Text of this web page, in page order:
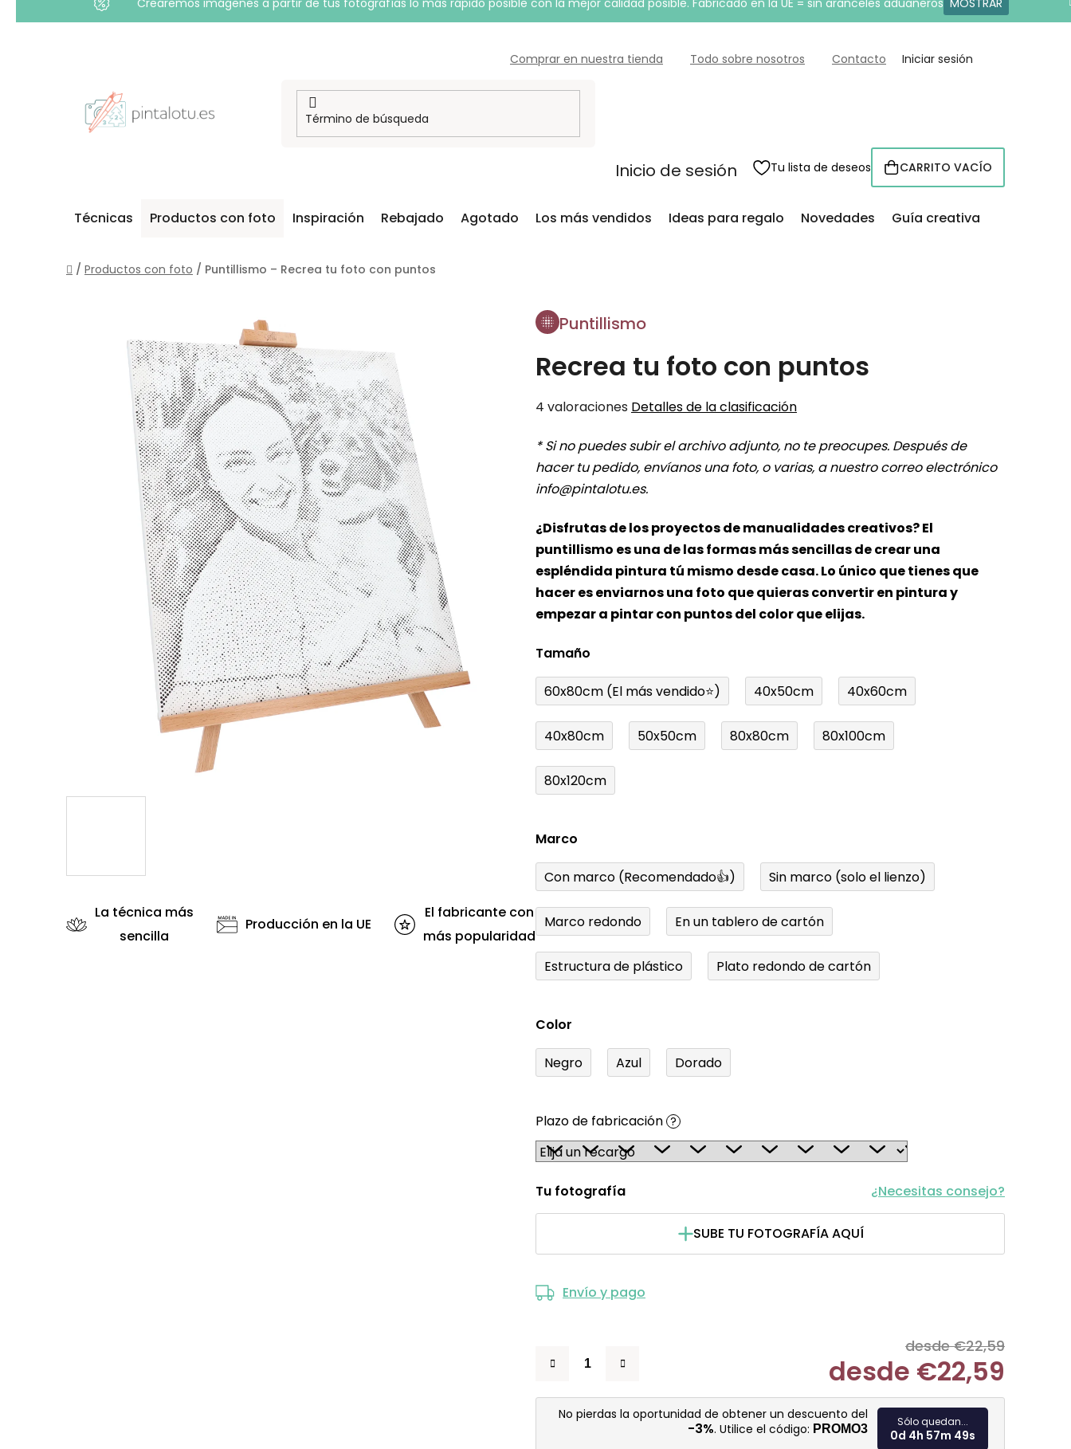
Crearemos imágenes a partir de tus fotografías lo más rápido posible con la mejor calidad posible. Fabricado en la UE = sin aranceles aduaneros MOSTRAR
Comprar en nuestra tienda Todo sobre nosotros Contacto Iniciar sesión
Inicio de sesión Tu lista de deseos CESTA
CARRITO VACÍO
Técnicas Productos con foto Inspiración Rebajado Agotado Los más vendidos Ideas para regalo Novedades Guía creativa
Inicio
/ Productos con foto / Puntillismo – Recrea tu foto con puntos
Puntillismo
Recrea tu foto con puntos
La
media
del
producto
de
5,0
sobre
5
estrellas.
4 valoraciones Detalles de la clasificación
* Si no puedes subir el archivo adjunto, no te preocupes. Después de
hacer tu pedido, envíanos una foto, o varias, a nuestro correo electrónico
info@pintalotu.es.
¿Disfrutas de los proyectos de manualidades creativos? El
puntillismo es una de las formas más sencillas de crear una
espléndida pintura tú mismo desde casa. Lo único que tienes que
hacer es enviarnos una foto que quieras convertir en pintura y
empezar a pintar con puntos del color que elijas.
Tamaño
60x80cm (El más vendido⭐) 40x50cm 40x60cm
40x80cm 50x50cm 80x80cm 80x100cm
80x120cm
Marco
Con marco (Recomendado👍) Sin marco (solo el lienzo)
Marco redondo En un tablero de cartón
Estructura de plástico Plato redondo de cartón
Color
Negro Azul Dorado
Plazo de fabricación ?
Tu fotografía ¿Necesitas consejo?
SUBE TU FOTOGRAFÍA AQUÍ
Envío y pago
desde €22,59
desde €22,59
Medir
No pierdas la oportunidad de obtener un descuento del
-3%. Utilice el código: PROMO3
Sólo quedan...
0d 4h 57m 48s
La técnica más
sencilla
Producción en la UE
El fabricante con
más popularidad